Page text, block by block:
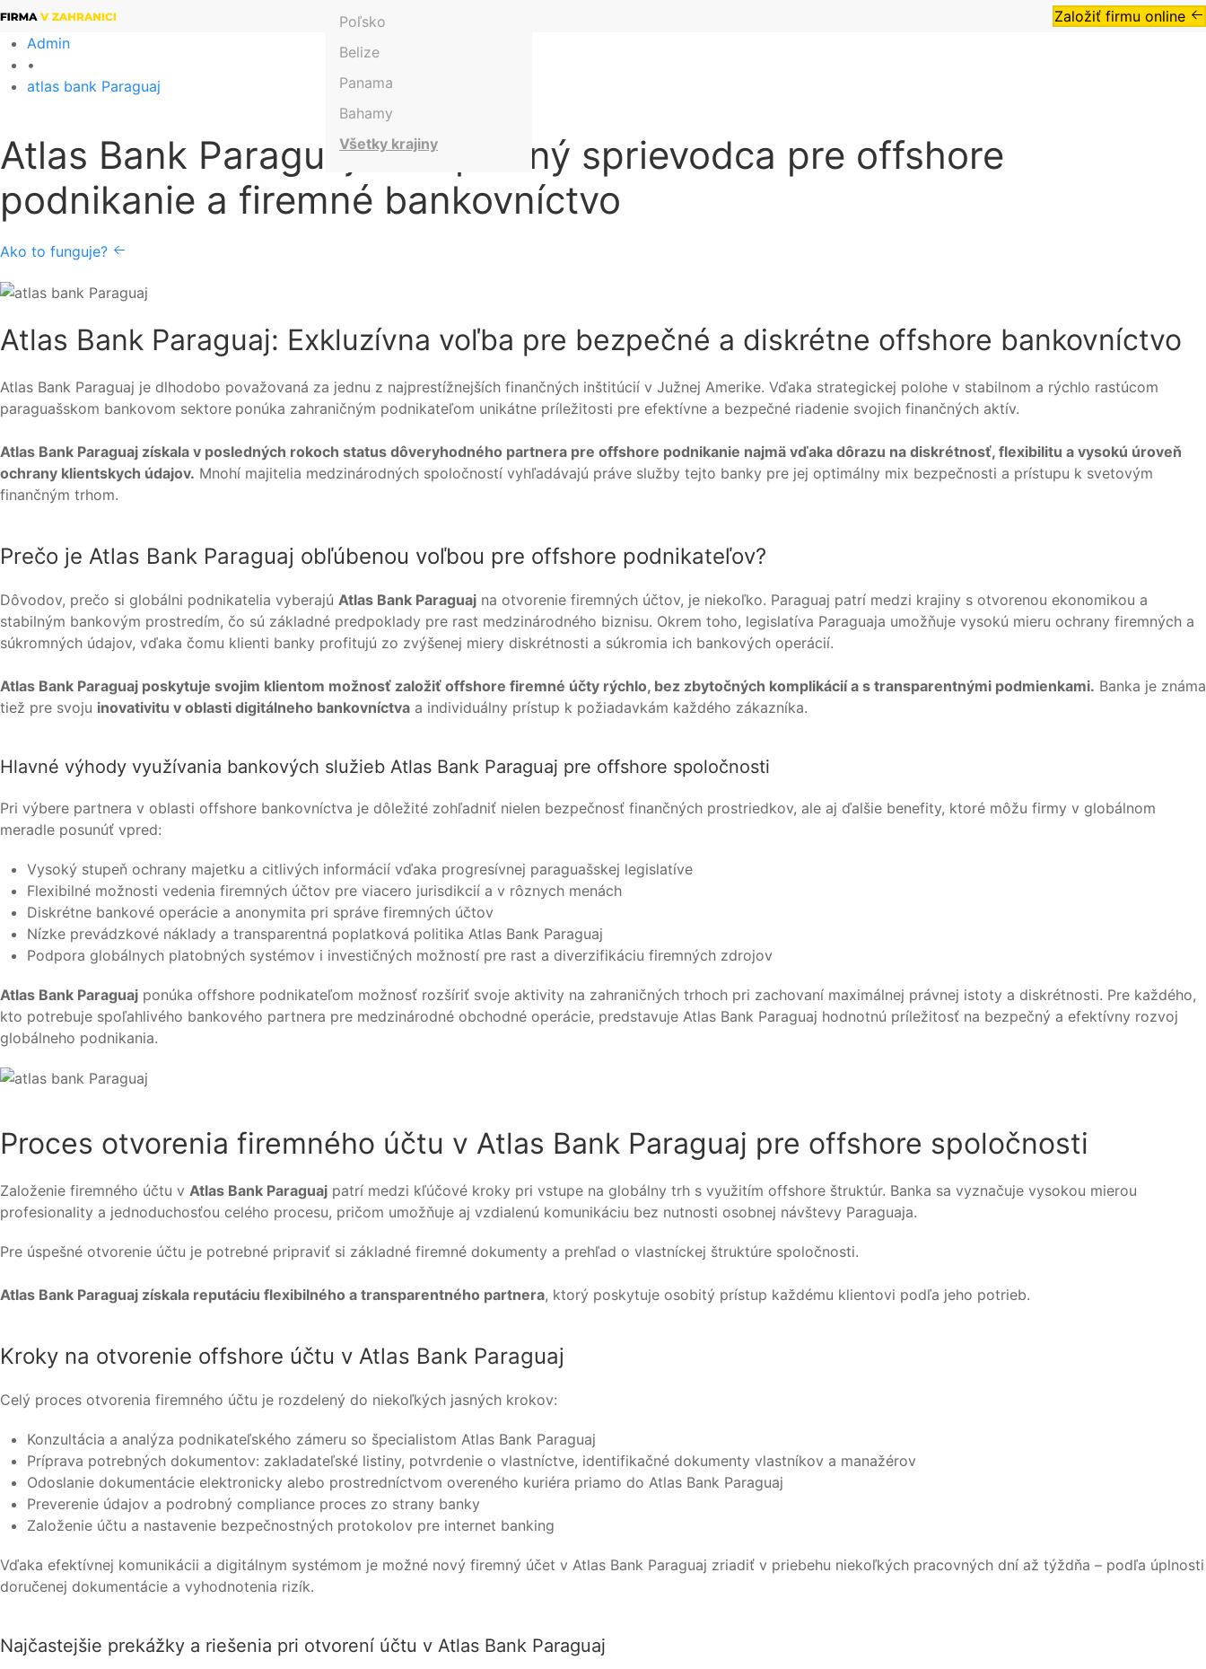
Poľsko
Belize
Panama
Bahamy
Všetky krajiny
Založiť firmu online
Admin
•
atlas bank Paraguaj
Atlas Bank Paraguaj: Komplexný sprievodca pre offshore
podnikanie a firemné bankovníctvo
Ako to funguje?
Atlas Bank Paraguaj: Exkluzívna voľba pre bezpečné a diskrétne offshore bankovníctvo
Atlas Bank Paraguaj je dlhodobo považovaná za jednu z najprestížnejších finančných inštitúcií v Južnej Amerike. Vďaka strategickej polohe v stabilnom a rýchlo rastúcom
paraguašskom bankovom sektore ponúka zahraničným podnikateľom unikátne príležitosti pre efektívne a bezpečné riadenie svojich finančných aktív.
Atlas Bank Paraguaj získala v posledných rokoch status dôveryhodného partnera pre offshore podnikanie najmä vďaka dôrazu na diskrétnosť, flexibilitu a vysokú úroveň
ochrany klientskych údajov. Mnohí majitelia medzinárodných spoločností vyhľadávajú práve služby tejto banky pre jej optimálny mix bezpečnosti a prístupu k svetovým
finančným trhom.
Prečo je Atlas Bank Paraguaj obľúbenou voľbou pre offshore podnikateľov?
Dôvodov, prečo si globálni podnikatelia vyberajú Atlas Bank Paraguaj na otvorenie firemných účtov, je niekoľko. Paraguaj patrí medzi krajiny s otvorenou ekonomikou a
stabilným bankovým prostredím, čo sú základné predpoklady pre rast medzinárodného biznisu. Okrem toho, legislatíva Paraguaja umožňuje vysokú mieru ochrany firemných a
súkromných údajov, vďaka čomu klienti banky profitujú zo zvýšenej miery diskrétnosti a súkromia ich bankových operácií.
Atlas Bank Paraguaj poskytuje svojim klientom možnosť založiť offshore firemné účty rýchlo, bez zbytočných komplikácií a s transparentnými podmienkami. Banka je známa
tiež pre svoju inovativitu v oblasti digitálneho bankovníctva a individuálny prístup k požiadavkám každého zákazníka.
Hlavné výhody využívania bankových služieb Atlas Bank Paraguaj pre offshore spoločnosti
Pri výbere partnera v oblasti offshore bankovníctva je dôležité zohľadniť nielen bezpečnosť finančných prostriedkov, ale aj ďalšie benefity, ktoré môžu firmy v globálnom
meradle posunúť vpred:
Vysoký stupeň ochrany majetku a citlivých informácií vďaka progresívnej paraguašskej legislatíve
Flexibilné možnosti vedenia firemných účtov pre viacero jurisdikcií a v rôznych menách
Diskrétne bankové operácie a anonymita pri správe firemných účtov
Nízke prevádzkové náklady a transparentná poplatková politika Atlas Bank Paraguaj
Podpora globálnych platobných systémov i investičných možností pre rast a diverzifikáciu firemných zdrojov
Atlas Bank Paraguaj ponúka offshore podnikateľom možnosť rozšíriť svoje aktivity na zahraničných trhoch pri zachovaní maximálnej právnej istoty a diskrétnosti. Pre každého,
kto potrebuje spoľahlivého bankového partnera pre medzinárodné obchodné operácie, predstavuje Atlas Bank Paraguaj hodnotnú príležitosť na bezpečný a efektívny rozvoj
globálneho podnikania.
Proces otvorenia firemného účtu v Atlas Bank Paraguaj pre offshore spoločnosti
Založenie firemného účtu v Atlas Bank Paraguaj patrí medzi kľúčové kroky pri vstupe na globálny trh s využitím offshore štruktúr. Banka sa vyznačuje vysokou mierou
profesionality a jednoduchosťou celého procesu, pričom umožňuje aj vzdialenú komunikáciu bez nutnosti osobnej návštevy Paraguaja.
Pre úspešné otvorenie účtu je potrebné pripraviť si základné firemné dokumenty a prehľad o vlastníckej štruktúre spoločnosti.
Atlas Bank Paraguaj získala reputáciu flexibilného a transparentného partnera, ktorý poskytuje osobitý prístup každému klientovi podľa jeho potrieb.
Kroky na otvorenie offshore účtu v Atlas Bank Paraguaj
Celý proces otvorenia firemného účtu je rozdelený do niekoľkých jasných krokov:
Konzultácia a analýza podnikateľského zámeru so špecialistom Atlas Bank Paraguaj
Príprava potrebných dokumentov: zakladateľské listiny, potvrdenie o vlastníctve, identifikačné dokumenty vlastníkov a manažérov
Odoslanie dokumentácie elektronicky alebo prostredníctvom overeného kuriéra priamo do Atlas Bank Paraguaj
Preverenie údajov a podrobný compliance proces zo strany banky
Založenie účtu a nastavenie bezpečnostných protokolov pre internet banking
Vďaka efektívnej komunikácii a digitálnym systémom je možné nový firemný účet v Atlas Bank Paraguaj zriadiť v priebehu niekoľkých pracovných dní až týždňa – podľa úplnosti
doručenej dokumentácie a vyhodnotenia rizík.
Najčastejšie prekážky a riešenia pri otvorení účtu v Atlas Bank Paraguaj